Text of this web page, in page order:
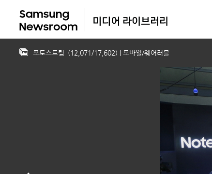
포토스트림 (12,071/17,602) | 모바일/웨어러블